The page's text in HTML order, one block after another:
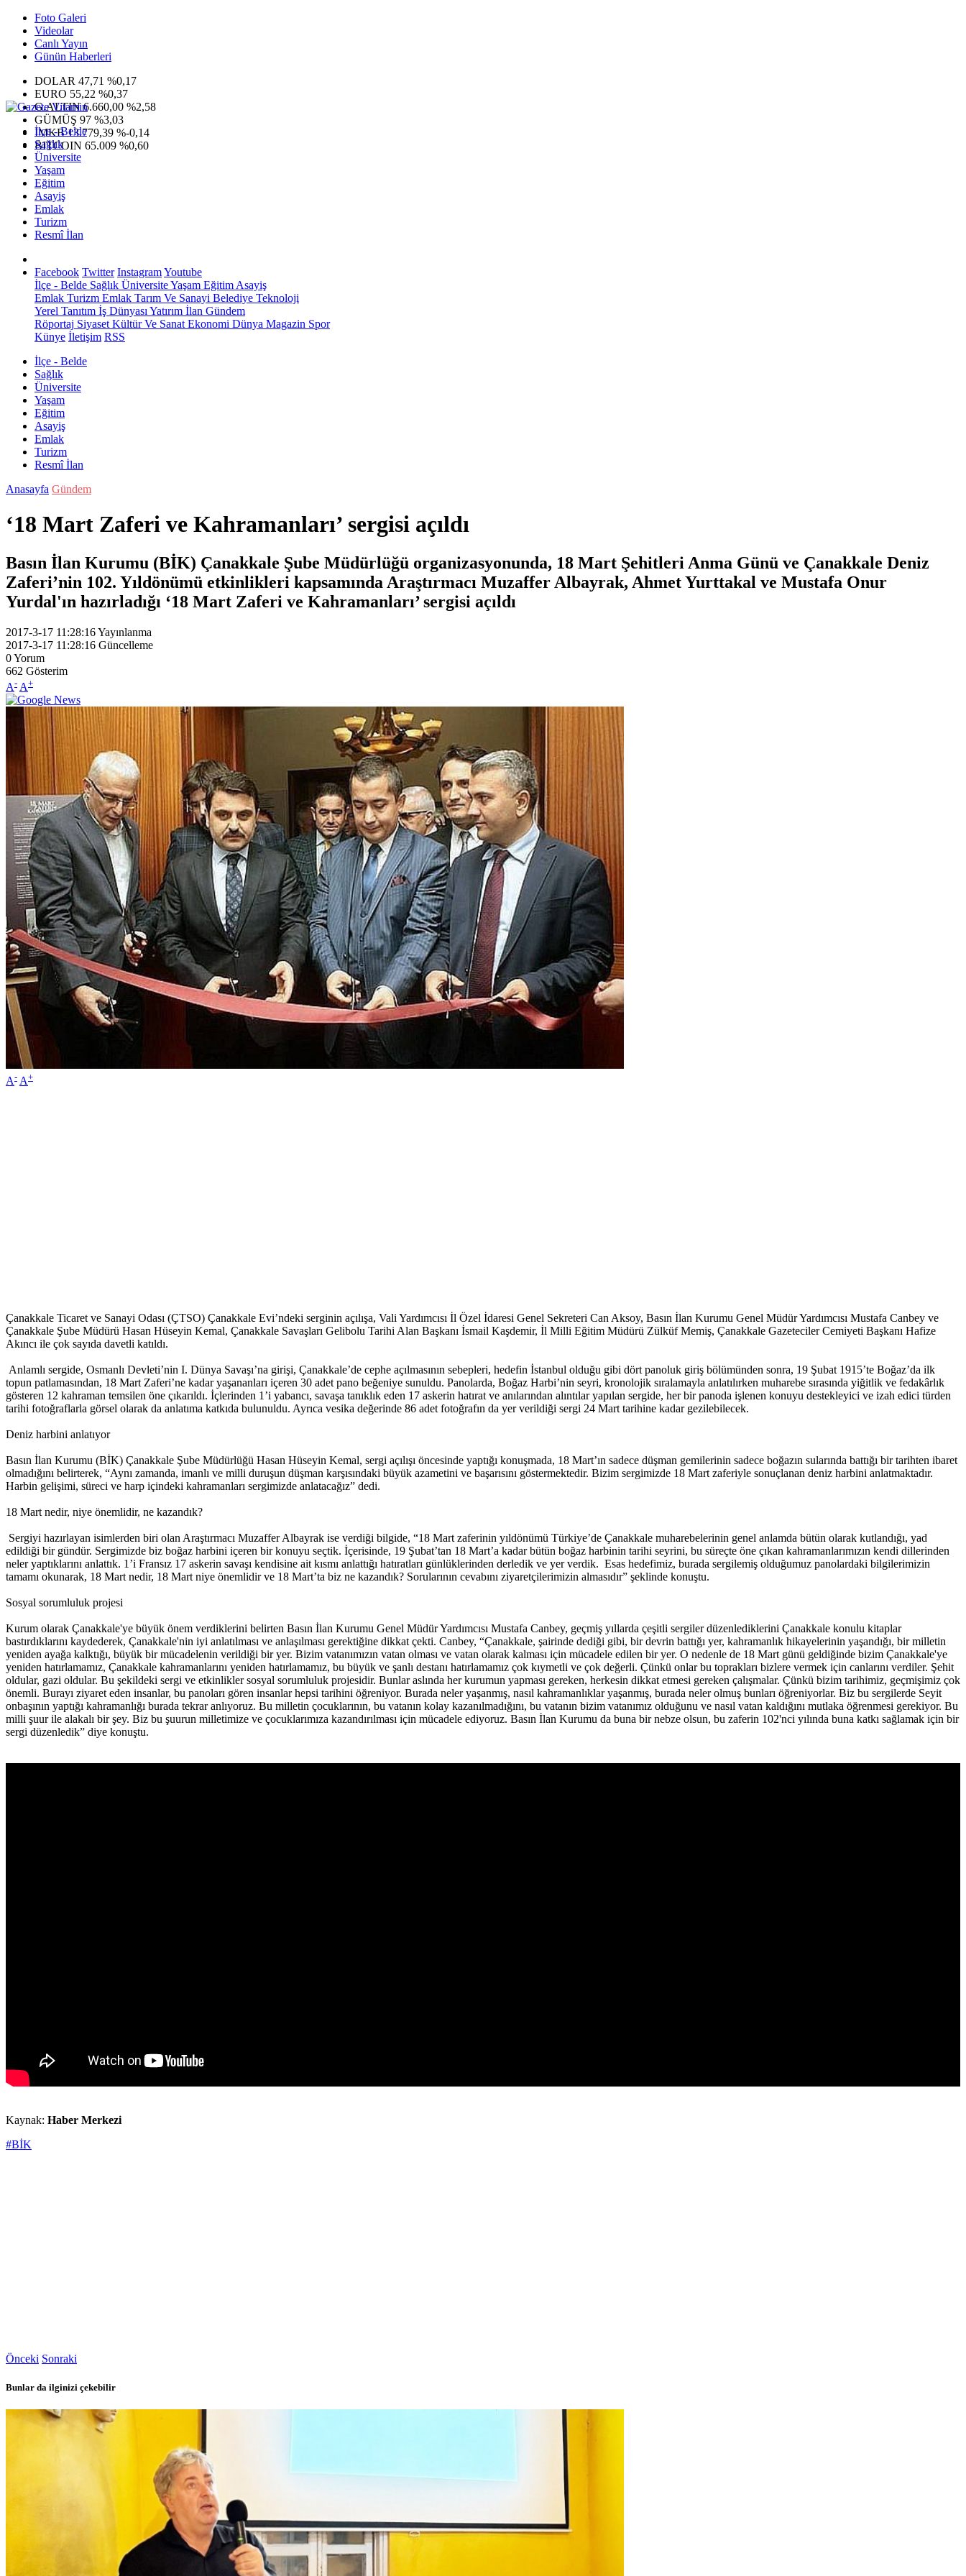
Foto Galeri
Videolar
Canlı Yayın
Günün Haberleri
DOLAR 47,71 %0,17
EURO 55,22 %0,37
G.ALTIN6.660,00 %2,58
GÜMÜŞ 97 %3,03
IMKB13.779,39 %-0,14
BITCOIN 65.009 %0,60
İlçe - Belde
Sağlık
Üniversite
Yaşam
Eğitim
Asayiş
Emlak
Turizm
Resmî İlan
Facebook Twitter InstagramYoutube
İlçe - Belde Sağlık ÜniversiteYaşam Eğitim Asayiş
Emlak Turizm Emlak Tarım Ve Sanayi Belediye Teknoloji
Yerel Tanıtım İş Dünyası Yatırım İlan Gündem
Röportaj Siyaset Kültür Ve Sanat Ekonomi Dünya Magazin Spor
Künye İletişim RSS
İlçe - Belde
Sağlık
Üniversite
Yaşam
Eğitim
Asayiş
Emlak
Turizm
Resmî İlan
Anasayfa Gündem
‘18 Mart Zaferi ve Kahramanları’ sergisi açıldı
Basın İlan Kurumu (BİK) Çanakkale Şube Müdürlüğü organizasyonunda, 18 Mart Şehitleri Anma Günü ve Çanakkale Deniz
Zaferi’nin 102. Yıldönümü etkinlikleri kapsamında Araştırmacı Muzaffer Albayrak, Ahmet Yurttakal ve Mustafa Onur
Yurdal'ın hazırladığı ‘18 Mart Zaferi ve Kahramanları’ sergisi açıldı
2017-3-17 11:28:16Yayınlanma
2017-3-17 11:28:16 Güncelleme
0Yorum
662 Gösterim
A- A+
A- A+
Çanakkale Ticaret ve Sanayi Odası (ÇTSO) Çanakkale Evi’ndeki serginin açılışa, Vali Yardımcısı İl Özel İdaresi Genel Sekreteri Can Aksoy, Basın İlan Kurumu Genel Müdür Yardımcısı Mustafa Canbey ve
Çanakkale Şube Müdürü Hasan Hüseyin Kemal, Çanakkale Savaşları Gelibolu Tarihi Alan Başkanı İsmail Kaşdemir, İl Milli Eğitim Müdürü Zülküf Memiş, Çanakkale Gazeteciler Cemiyeti Başkanı Hafize
Akıncı ile çok sayıda davetli katıldı.
Anlamlı sergide, Osmanlı Devleti’nin I. Dünya Savaşı’na girişi, Çanakkale’de cephe açılmasının sebepleri, hedefin İstanbul olduğu gibi dört panoluk giriş bölümünden sonra, 19 Şubat 1915’te Boğaz’da ilk
topun patlamasından, 18 Mart Zaferi’ne kadar yaşananları içeren 30 adet pano beğeniye sunuldu. Panolarda, Boğaz Harbi’nin seyri, kronolojik sıralamayla anlatılırken muharebe sırasında yiğitlik ve fedakârlık
gösteren 12 kahraman temsilen öne çıkarıldı. İçlerinden 1’i yabancı, savaşa tanıklık eden 17 askerin hatırat ve anılarından alıntılar yapılan sergide, her bir panoda işlenen konuyu destekleyici ve izah edici türden
tarihi fotoğraflarla görsel olarak da anlatıma katkıda bulunuldu. Ayrıca vesika değerinde 86 adet fotoğrafın da yer verildiği sergi 24 Mart tarihine kadar gezilebilecek.
Deniz harbini anlatıyor
Basın İlan Kurumu (BİK) Çanakkale Şube Müdürlüğü Hasan Hüseyin Kemal, sergi açılışı öncesinde yaptığı konuşmada, 18 Mart’ın sadece düşman gemilerinin sadece boğazın sularında battığı bir tarihten ibaret
olmadığını belirterek, “Aynı zamanda, imanlı ve milli duruşun düşman karşısındaki büyük azametini ve başarısını göstermektedir. Bizim sergimizde 18 Mart zaferiyle sonuçlanan deniz harbini anlatmaktadır.
Harbin gelişimi, süreci ve harp içindeki kahramanları sergimizde anlatacağız” dedi.
18 Mart nedir, niye önemlidir, ne kazandık?
Sergiyi hazırlayan isimlerden biri olan Araştırmacı Muzaffer Albayrak ise verdiği bilgide, “18 Mart zaferinin yıldönümü Türkiye’de Çanakkale muharebelerinin genel anlamda bütün olarak kutlandığı, yad
edildiği bir gündür. Sergimizde biz boğaz harbini içeren bir konuyu seçtik. İçerisinde, 19 Şubat’tan 18 Mart’a kadar bütün boğaz harbinin tarihi seyrini, bu süreçte öne çıkan kahramanlarımızın kendi dillerinden
neler yaptıklarını anlattık. 1’i Fransız 17 askerin savaşı kendisine ait kısmı anlattığı hatıratları günlüklerinden derledik ve yer verdik. Esas hedefimiz, burada sergilemiş olduğumuz panolardaki bilgilerimizin
tamamı okunarak, 18 Mart nedir, 18 Mart niye önemlidir ve 18 Mart’ta biz ne kazandık? Sorularının cevabını ziyaretçilerimizin almasıdır” şeklinde konuştu.
Sosyal sorumluluk projesi
Kurum olarak Çanakkale'ye büyük önem verdiklerini belirten Basın İlan Kurumu Genel Müdür Yardımcısı Mustafa Canbey, geçmiş yıllarda çeşitli sergiler düzenlediklerini Çanakkale konulu kitaplar
bastırdıklarını kaydederek, Çanakkale'nin iyi anlatılması ve anlaşılması gerektiğine dikkat çekti. Canbey, “Çanakkale, şairinde dediği gibi, bir devrin battığı yer, kahramanlık hikayelerinin yaşandığı, bir milletin
yeniden ayağa kalktığı, büyük bir mücadelenin verildiği bir yer. Bizim vatanımızın vatan olması ve vatan olarak kalması için mücadele edilen bir yer. O nedenle de 18 Mart günü geldiğinde bizim Çanakkale'ye
yeniden hatırlamamız, Çanakkale kahramanlarını yeniden hatırlamamız, bu büyük ve şanlı destanı hatırlamamız çok kıymetli ve çok değerli. Çünkü onlar bu toprakları bizlere vermek için canlarını verdiler. Şehit
oldular, gazi oldular. Bu şekildeki sergi ve etkinlikler sosyal sorumluluk projesidir. Bunlar aslında her kurumun yapması gereken, herkesin dikkat etmesi gereken çalışmalar. Çünkü bizim tarihimiz, geçmişimiz çok
önemli. Burayı ziyaret eden insanlar, bu panoları gören insanlar hepsi tarihini öğreniyor. Burada neler yaşanmış, nasıl kahramanlıklar yaşanmış, burada neler olmuş bunları öğreniyorlar. Biz bu sergilerde Seyit
onbaşının yaptığı kahramanlığı burada tekrar anlıyoruz. Bu milletin çocuklarının, bu vatanın kolay kazanılmadığını, bu vatanın bizim vatanımız olduğunu ve nasıl vatan kaldığını mutlaka öğrenmesi gerekiyor. Bu
milli şuur ile alakalı bir şey. Biz bu şuurun milletimize ve çocuklarımıza kazandırılması için mücadele ediyoruz. Basın İlan Kurumu da buna bir nebze olsun, bu zaferin 102'nci yılında buna katkı sağlamak için bir
sergi düzenledik” diye konuştu.
Kaynak: Haber Merkezi
#BİK
Önceki Sonraki
Bunlar da ilginizi çekebilir